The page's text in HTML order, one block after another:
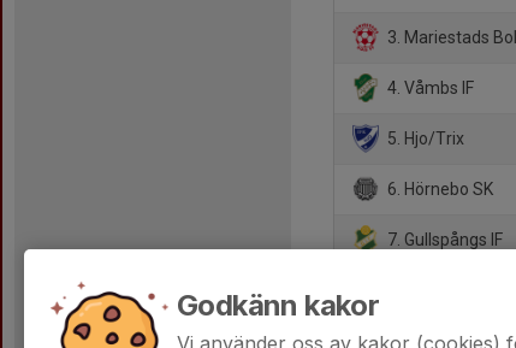
3. Mariestads
4. Våmbs IF
5. Hjo/Trix
6. Hörnebo SK
7. Gullspångs IF
9. Stenstorps IF
Godkänn kakor
Vi använder oss av kakor (cookies)